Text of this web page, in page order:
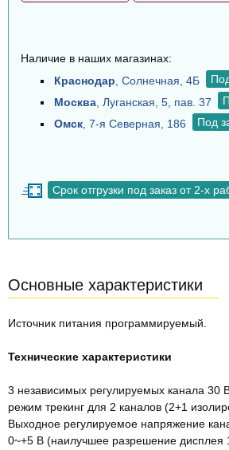
Наличие в наших магазинах:
Краснодар , Солнечная, 4Б
Москва , Луганская, 5, пав. 37
Омск , 7-я Северная, 186 Под
Срок отгрузки под заказ от 2-х
Основные характеристики
Источник питания программируемый.
Технические характеристики
3 независимых регулируемых канала 30
режим трекинг для 2 каналов (2+1
Выходное регулируемое напряжение
0~+5 В (наилучшее разрешение дисплея